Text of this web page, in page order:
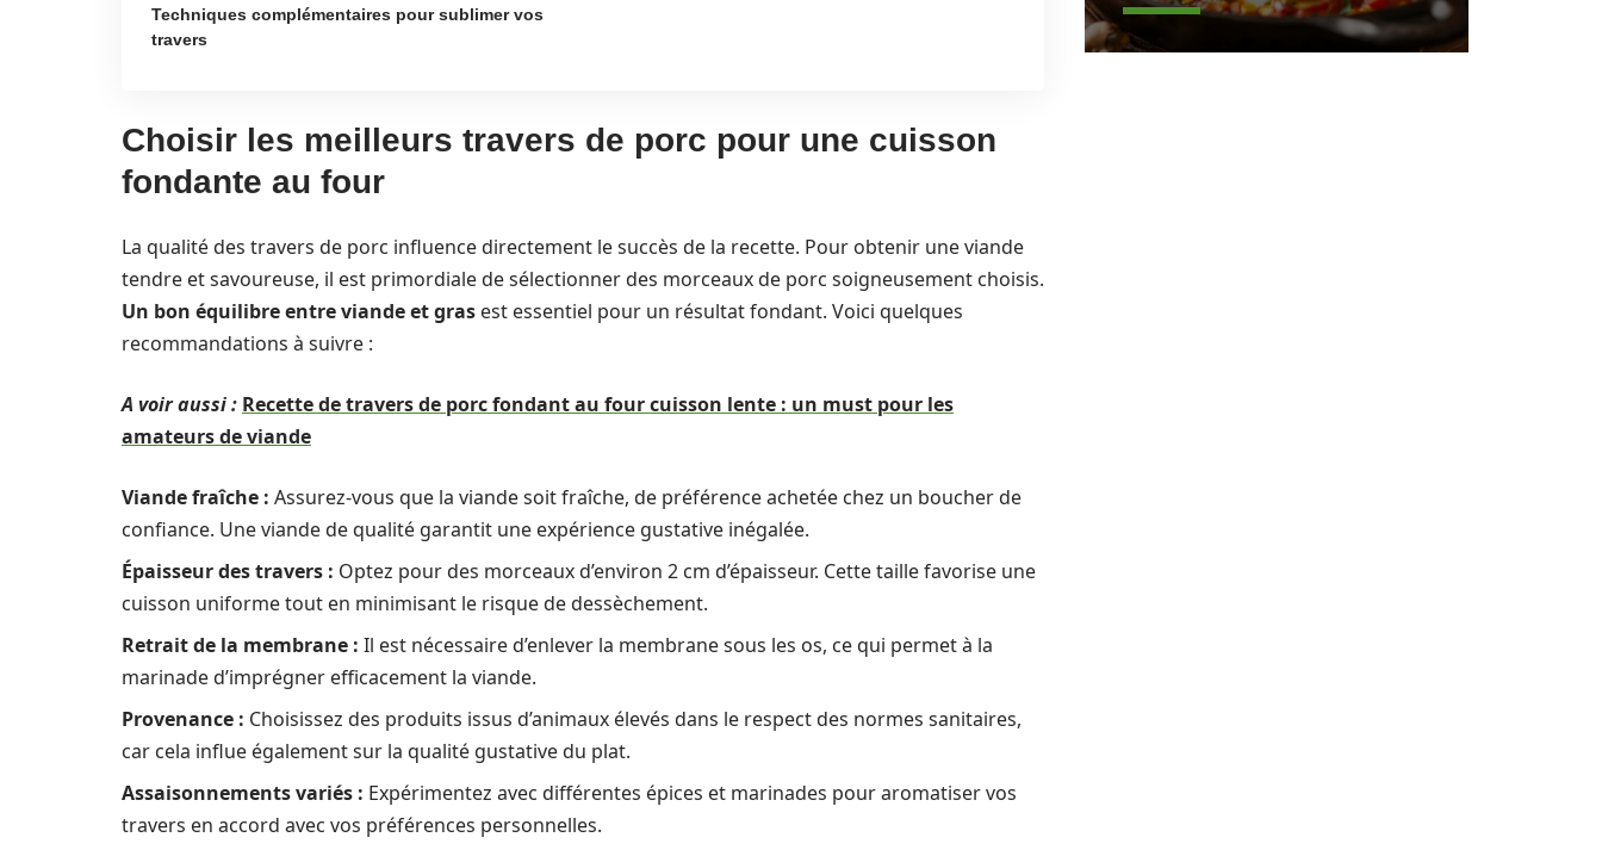
Techniques complémentaires pour sublimer vos
travers
Choisir les meilleurs travers de porc pour une cuisson
fondante au four
La qualité des travers de porc influence directement le succès de la recette. Pour obtenir une viande
tendre et savoureuse, il est primordiale de sélectionner des morceaux de porc soigneusement choisis.
Un bon équilibre entre viande et gras est essentiel pour un résultat fondant. Voici quelques
recommandations à suivre :
A voir aussi : Recette de travers de porc fondant au four cuisson lente : un must pour les
amateurs de viande
Viande fraîche : Assurez-vous que la viande soit fraîche, de préférence achetée chez un boucher de
confiance. Une viande de qualité garantit une expérience gustative inégalée.
Épaisseur des travers : Optez pour des morceaux d’environ 2 cm d’épaisseur. Cette taille favorise une
cuisson uniforme tout en minimisant le risque de dessèchement.
Retrait de la membrane : Il est nécessaire d’enlever la membrane sous les os, ce qui permet à la
marinade d’imprégner efficacement la viande.
Provenance : Choisissez des produits issus d’animaux élevés dans le respect des normes sanitaires,
car cela influe également sur la qualité gustative du plat.
Assaisonnements variés : Expérimentez avec différentes épices et marinades pour aromatiser vos
travers en accord avec vos préférences personnelles.